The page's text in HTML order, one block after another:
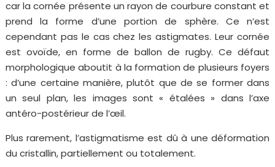
car la cornée présente un rayon de courbure constant et
prend la forme d’une portion de sphère. Ce n’est
cependant pas le cas chez les astigmates. Leur cornée
est ovoïde, en forme de ballon de rugby. Ce défaut
morphologique aboutit à la formation de plusieurs foyers
: d’une certaine manière, plutôt que de se former dans
un seul plan, les images sont « étalées » dans l’axe
antéro-postérieur de l’œil.
Plus rarement, l’astigmatisme est dû à une déformation
du cristallin, partiellement ou totalement.